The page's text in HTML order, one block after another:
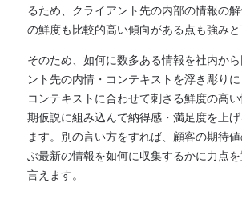
るため、クライアント先の内部の情報の
の鮮度も比較的高い傾向がある点も強みと
そのため、如何に数多ある情報を社内か
ント先の内情・コンテキストを浮き彫り
コンテキストに合わせて刺さる鮮度の高
期仮説に組み込んで納得感・満足度を上
ます。別の言い方をすれば、顧客の期待
ぶ最新の情報を如何に収集するかに力点
言えます。